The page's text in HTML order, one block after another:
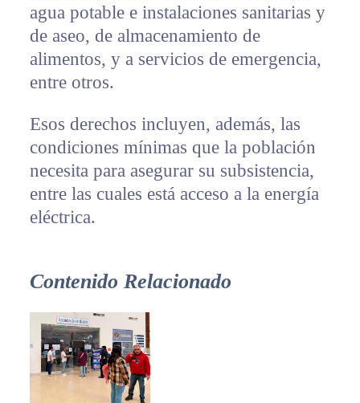
agua potable e instalaciones sanitarias y
de aseo, de almacenamiento de
alimentos, y a servicios de emergencia,
entre otros.
Esos derechos incluyen, además, las
condiciones mínimas que la población
necesita para asegurar su subsistencia,
entre las cuales está acceso a la energía
eléctrica.
Contenido Relacionado